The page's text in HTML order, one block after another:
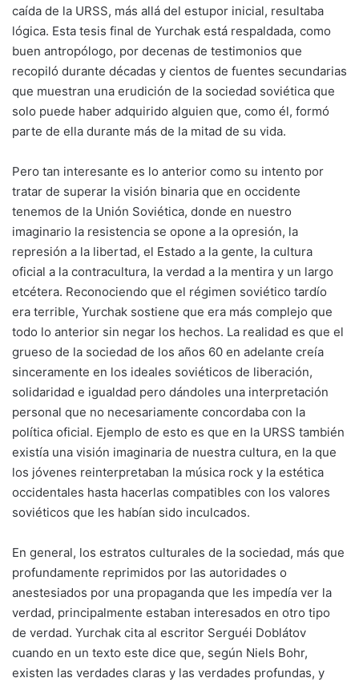
caída de la URSS, más allá del estupor inicial, resultaba
lógica. Esta tesis final de Yurchak está respaldada, como
buen antropólogo, por decenas de testimonios que
recopiló durante décadas y cientos de fuentes secundarias
que muestran una erudición de la sociedad soviética que
solo puede haber adquirido alguien que, como él, formó
parte de ella durante más de la mitad de su vida.
Pero tan interesante es lo anterior como su intento por
tratar de superar la visión binaria que en occidente
tenemos de la Unión Soviética, donde en nuestro
imaginario la resistencia se opone a la opresión, la
represión a la libertad, el Estado a la gente, la cultura
oficial a la contracultura, la verdad a la mentira y un largo
etcétera. Reconociendo que el régimen soviético tardío
era terrible, Yurchak sostiene que era más complejo que
todo lo anterior sin negar los hechos. La realidad es que el
grueso de la sociedad de los años 60 en adelante creía
sinceramente en los ideales soviéticos de liberación,
solidaridad e igualdad pero dándoles una interpretación
personal que no necesariamente concordaba con la
política oficial. Ejemplo de esto es que en la URSS también
existía una visión imaginaria de nuestra cultura, en la que
los jóvenes reinterpretaban la música rock y la estética
occidentales hasta hacerlas compatibles con los valores
soviéticos que les habían sido inculcados.
En general, los estratos culturales de la sociedad, más que
profundamente reprimidos por las autoridades o
anestesiados por una propaganda que les impedía ver la
verdad, principalmente estaban interesados en otro tipo
de verdad. Yurchak cita al escritor Serguéi Doblátov
cuando en un texto este dice que, según Niels Bohr,
existen las verdades claras y las verdades profundas, y